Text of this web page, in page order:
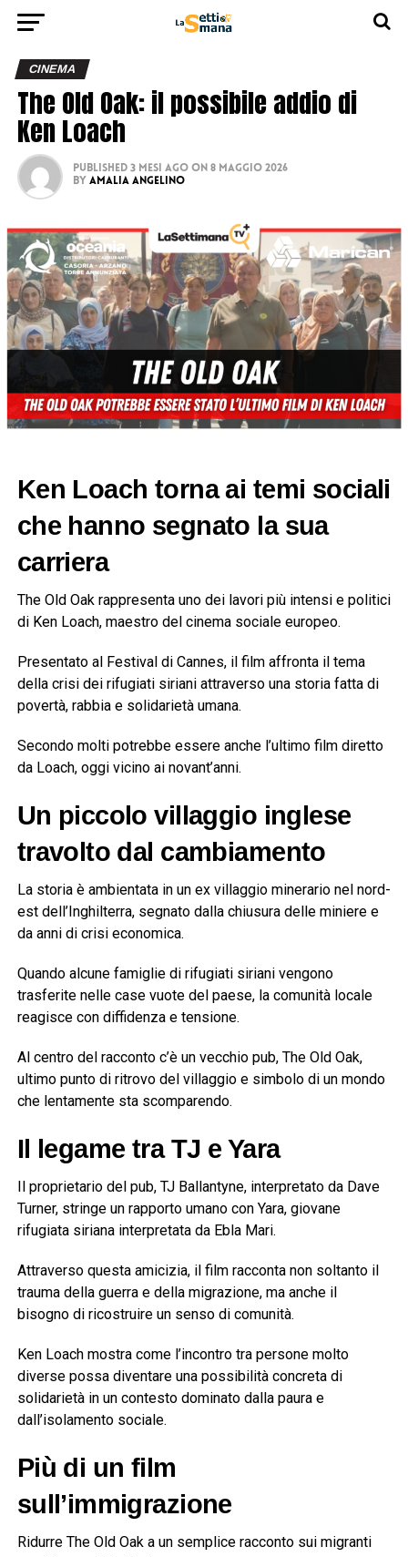
CINEMA
The Old Oak: il possibile addio di
Ken Loach
Published 3 mesi ago on 8 Maggio 2026
By Amalia Angelino
Ken Loach torna ai temi sociali
che hanno segnato la sua
carriera
The Old Oak rappresenta uno dei lavori più intensi e politici
di Ken Loach, maestro del cinema sociale europeo.
Presentato al Festival di Cannes, il film affronta il tema
della crisi dei rifugiati siriani attraverso una storia fatta di
povertà, rabbia e solidarietà umana.
Secondo molti potrebbe essere anche l’ultimo film diretto
da Loach, oggi vicino ai novant’anni.
Un piccolo villaggio inglese
travolto dal cambiamento
La storia è ambientata in un ex villaggio minerario nel nord-
est dell’Inghilterra, segnato dalla chiusura delle miniere e
da anni di crisi economica.
Quando alcune famiglie di rifugiati siriani vengono
trasferite nelle case vuote del paese, la comunità locale
reagisce con diffidenza e tensione.
Al centro del racconto c’è un vecchio pub, The Old Oak,
ultimo punto di ritrovo del villaggio e simbolo di un mondo
che lentamente sta scomparendo.
Il legame tra TJ e Yara
Il proprietario del pub, TJ Ballantyne, interpretato da Dave
Turner, stringe un rapporto umano con Yara, giovane
rifugiata siriana interpretata da Ebla Mari.
Attraverso questa amicizia, il film racconta non soltanto il
trauma della guerra e della migrazione, ma anche il
bisogno di ricostruire un senso di comunità.
Ken Loach mostra come l’incontro tra persone molto
diverse possa diventare una possibilità concreta di
solidarietà in un contesto dominato dalla paura e
dall’isolamento sociale.
Più di un film
sull’immigrazione
Ridurre The Old Oak a un semplice racconto sui migranti